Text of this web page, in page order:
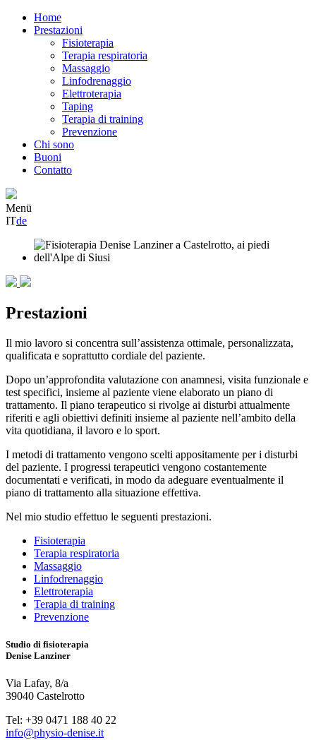
Home
Prestazioni
Fisioterapia
Terapia respiratoria
Massaggio
Linfodrenaggio
Elettroterapia
Taping
Terapia di training
Prevenzione
Chi sono
Buoni
Contatto
Menü
ITde
Prestazioni
Il mio lavoro si concentra sull’assistenza ottimale, personalizzata,
qualificata e soprattutto cordiale del paziente.
Dopo un’approfondita valutazione con anamnesi, visita funzionale e
test specifici, insieme al paziente viene elaborato un piano di
trattamento. Il piano terapeutico si rivolge ai disturbi attualmente
riferiti e agli obiettivi definiti insieme al paziente nell’ambito della
vita quotidiana, il lavoro e lo sport.
I metodi di trattamento vengono scelti appositamente per i disturbi
del paziente. I progressi terapeutici vengono costantemente
documentati e verificati, in modo da adeguare eventualmente il
piano di trattamento alla situazione effettiva.
Nel mio studio effettuo le seguenti prestazioni.
Fisioterapia
Terapia respiratoria
Massaggio
Linfodrenaggio
Elettroterapia
Terapia di training
Prevenzione
Studio di fisioterapia
Denise Lanziner
Via Lafay, 8/a
39040 Castelrotto
Tel: +39 0471 188 40 22
info@physio-denise.it